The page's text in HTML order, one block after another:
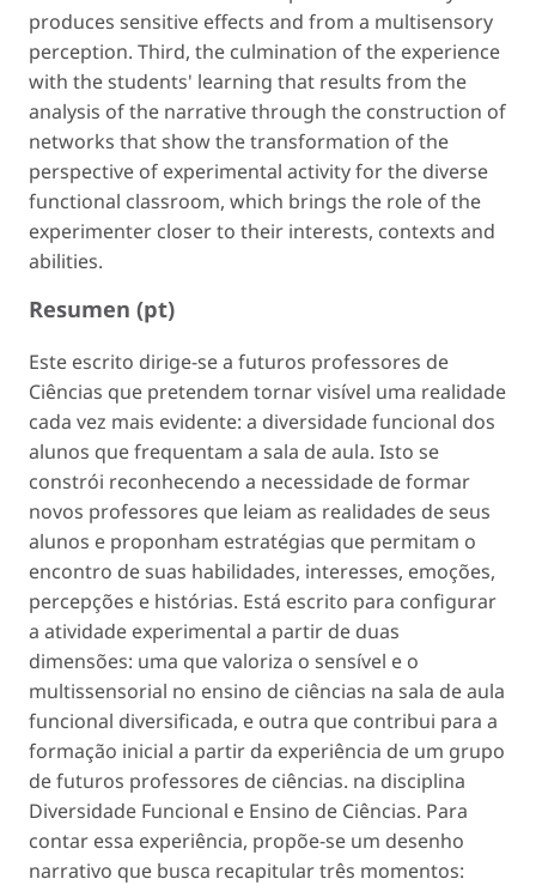
produces sensitive effects and from a multisensory
perception. Third, the culmination of the experience
with the students' learning that results from the
analysis of the narrative through the construction of
networks that show the transformation of the
perspective of experimental activity for the diverse
functional classroom, which brings the role of the
experimenter closer to their interests, contexts and
abilities.
Resumen (pt)
Este escrito dirige-se a futuros professores de
Ciências que pretendem tornar visível uma realidade
cada vez mais evidente: a diversidade funcional dos
alunos que frequentam a sala de aula. Isto se
constrói reconhecendo a necessidade de formar
novos professores que leiam as realidades de seus
alunos e proponham estratégias que permitam o
encontro de suas habilidades, interesses, emoções,
percepções e histórias. Está escrito para configurar
a atividade experimental a partir de duas
dimensões: uma que valoriza o sensível e o
multissensorial no ensino de ciências na sala de aula
funcional diversificada, e outra que contribui para a
formação inicial a partir da experiência de um grupo
de futuros professores de ciências. na disciplina
Diversidade Funcional e Ensino de Ciências. Para
contar essa experiência, propõe-se um desenho
narrativo que busca recapitular três momentos: